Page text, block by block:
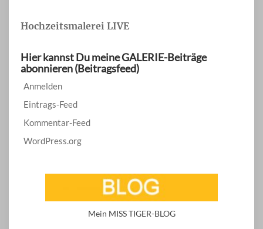
Hochzeitsmalerei LIVE
Hier kannst Du meine GALERIE-Beiträge
abonnieren (Beitragsfeed)
Anmelden
Eintrags-Feed
Kommentar-Feed
WordPress.org
Mein MISS TIGER-BLOG